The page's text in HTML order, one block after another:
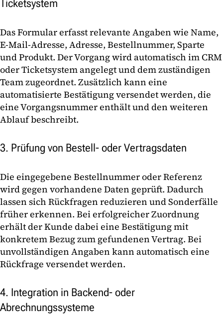
Ticketsystem
Das Formular erfasst relevante Angaben wie Name,
E-Mail-Adresse, Adresse, Bestellnummer, Sparte
und Produkt. Der Vorgang wird automatisch im CRM
oder Ticketsystem angelegt und dem zuständigen
Team zugeordnet. Zusätzlich kann eine
automatisierte Bestätigung versendet werden, die
eine Vorgangsnummer enthält und den weiteren
Ablauf beschreibt.
3. Prüfung von Bestell- oder Vertragsdaten
Die eingegebene Bestellnummer oder Referenz
wird gegen vorhandene Daten geprüft. Dadurch
lassen sich Rückfragen reduzieren und Sonderfälle
früher erkennen. Bei erfolgreicher Zuordnung
erhält der Kunde dabei eine Bestätigung mit
konkretem Bezug zum gefundenen Vertrag. Bei
unvollständigen Angaben kann automatisch eine
Rückfrage versendet werden.
4. Integration in Backend- oder
Abrechnungssysteme